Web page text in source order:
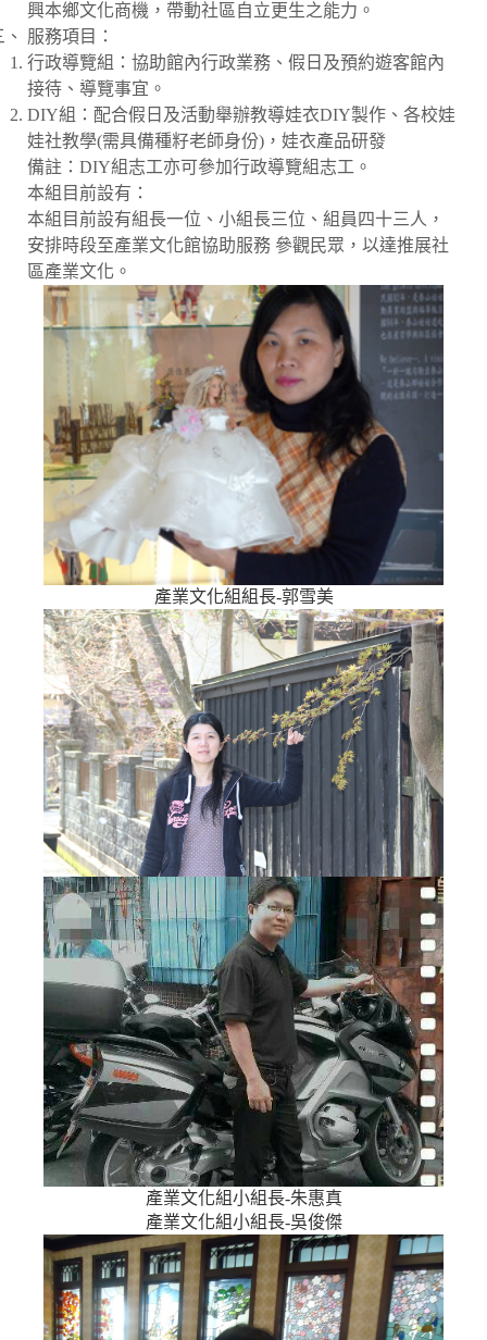
興本鄉文化商機，帶動社區自立更生之能力。
服務項目：
行政導覽組：協助館內行政業務、假日及預約遊客館內
接待、導覽事宜。
DIY組：配合假日及活動舉辦教導娃衣DIY製作、各校娃
娃社教學(需具備種籽老師身份)，娃衣產品研發
備註：DIY組志工亦可參加行政導覽組志工。
本組目前設有：
本組目前設有組長一位、小組長三位、組員四十三人，
安排時段至產業文化館協助服務 參觀民眾，以達推展社
區產業文化。
產業文化組組長-郭雪美
產業文化組小組長-朱惠真
產業文化組小組長-吳俊傑